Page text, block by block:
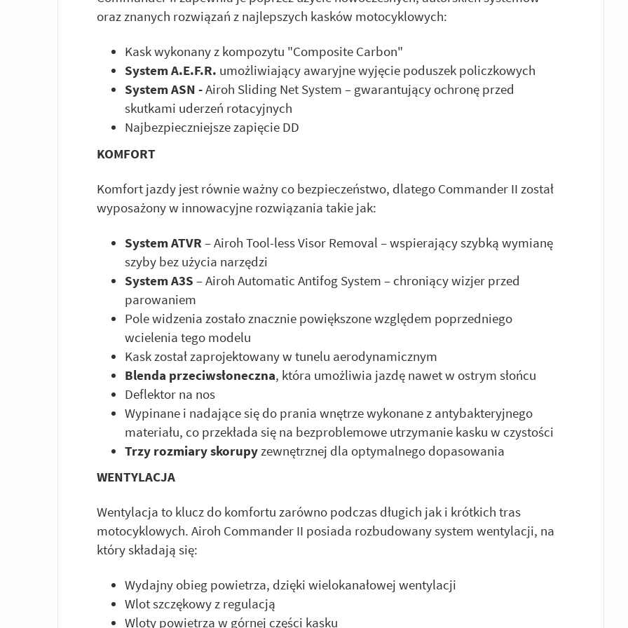
oraz znanych rozwiązań z najlepszych kasków motocyklowych:
Kask wykonany z kompozytu "Composite Carbon"
System A.E.F.R. umożliwiający awaryjne wyjęcie poduszek policzkowych
SystemASN -Airoh Sliding Net System – gwarantujący ochronę przed
skutkami uderzeń rotacyjnych
Najbezpieczniejsze zapięcie DD
KOMFORT
Komfort jazdy jest równie ważny co bezpieczeństwo, dlatego Commander II został
wyposażony w innowacyjne rozwiązania takie jak:
System ATVR – Airoh Tool-less Visor Removal – wspierający szybką wymianę
szyby bez użycia narzędzi
System A3S – Airoh Automatic Antifog System – chroniący wizjer przed
parowaniem
Pole widzenia zostało znacznie powiększone względem poprzedniego
wcielenia tego modelu
Kask został zaprojektowany w tunelu aerodynamicznym
Blenda przeciwsłoneczna, która umożliwia jazdę nawet w ostrym słońcu
Deflektor na nos
Wypinane i nadające się do prania wnętrze wykonane z antybakteryjnego
materiału, co przekłada się na bezproblemowe utrzymanie kasku w czystości
Trzy rozmiary skorupyzewnętrznej dla optymalnego dopasowania
WENTYLACJA
Wentylacja to klucz do komfortu zarówno podczas długich jak i krótkich tras
motocyklowych. Airoh Commander II posiada rozbudowany system wentylacji, na
który składają się:
Wydajny obieg powietrza, dzięki wielokanałowej wentylacji
Wlot szczękowy z regulacją
Wloty powietrza w górnej części kasku